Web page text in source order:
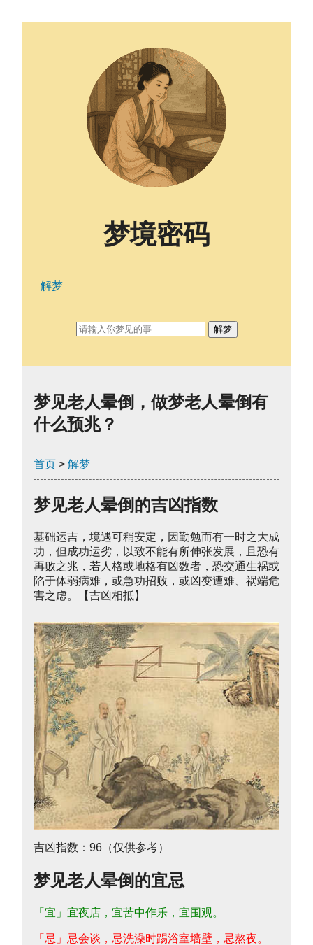
梦见老人晕倒，做梦老人晕倒有
什么预兆？
首页 > 解梦
梦见老人晕倒的吉凶指数
基础运吉，境遇可稍安定，因勤勉而有一时之大成
功，但成功运劣，以致不能有所伸张发展，且恐有
再败之兆，若人格或地格有凶数者，恐交通生祸或
陷于体弱病难，或急功招败，或凶变遭难、祸端危
害之虑。【吉凶相抵】
吉凶指数：96（仅供参考）
梦见老人晕倒的宜忌
「宜」宜夜店，宜苦中作乐，宜围观。
「忌」忌会谈，忌洗澡时踢浴室墙壁，忌熬夜。
梦境密码
解梦
解梦